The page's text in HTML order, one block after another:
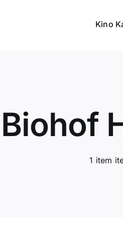
Kino
Biohof
1 item